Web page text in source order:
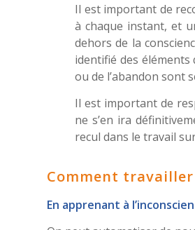
Il est important de
à chaque instant, et
dehors de la
identifié des
ou de l’abandon sont
Il est important de
ne s’en ira
recul dans le travail
Comment
En apprenant à